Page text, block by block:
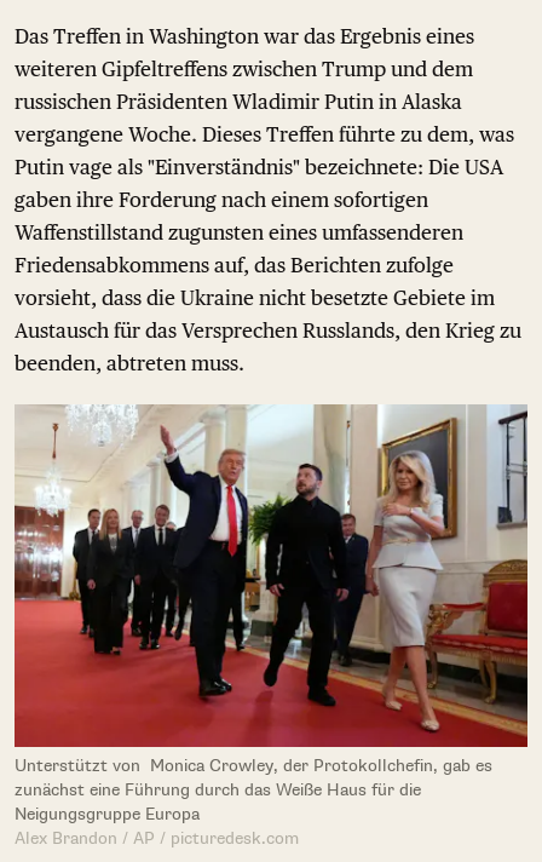
Das Treffen in Washington war das Ergebnis eines
weiteren Gipfeltreffens zwischen Trump und dem
russischen Präsidenten Wladimir Putin in Alaska
vergangene Woche. Dieses Treffen führte zu dem, was
Putin vage als "Einverständnis" bezeichnete: Die USA
gaben ihre Forderung nach einem sofortigen
Waffenstillstand zugunsten eines umfassenderen
Friedensabkommens auf, das Berichten zufolge
vorsieht, dass die Ukraine nicht besetzte Gebiete im
Austausch für das Versprechen Russlands, den Krieg zu
beenden, abtreten muss.
Unterstützt von Monica Crowley, der Protokollchefin, gab es
zunächst eine Führung durch das Weiße Haus für die
Neigungsgruppe Europa
Alex Brandon / AP / picturedesk.com